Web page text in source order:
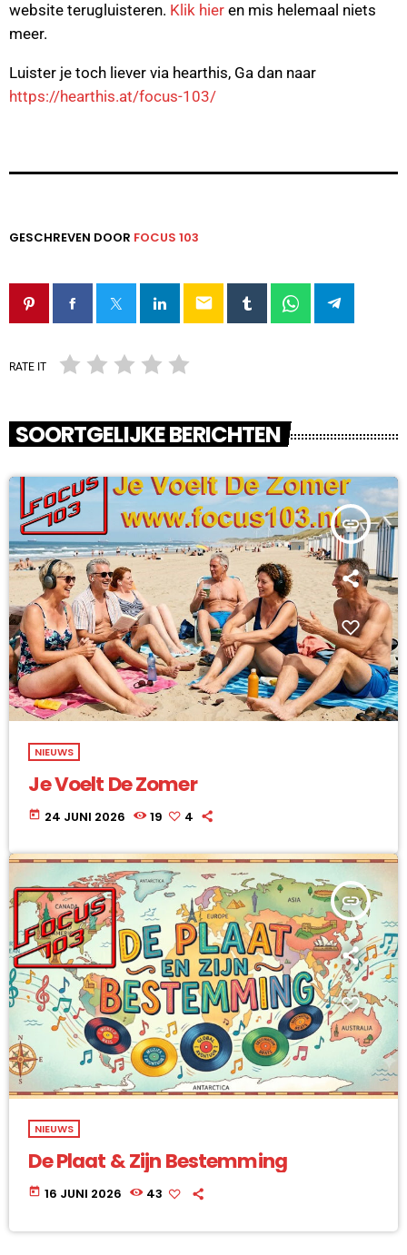
website terugluisteren. Klik hier en mis helemaal niets
meer.
Luister je toch liever via hearthis, Ga dan naar
https://hearthis.at/focus-103/
GESCHREVEN DOOR FOCUS 103
email
RATE IT
SOORTGELIJKE BERICHTEN
insert_link
NIEUWS
Je Voelt De Zomer
today 24 JUNI 2026 19 4
insert_link
NIEUWS
De Plaat & Zijn Bestemming
today 16 JUNI 2026 43